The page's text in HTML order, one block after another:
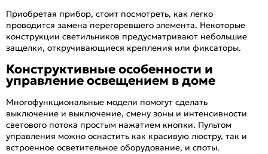
Приобретая прибор, стоит посмотреть, как легко
проводится замена перегоревшего элемента. Некоторые
конструкции светильников предусматривают небольшие
защелки, откручивающиеся крепления или фиксаторы.
Конструктивные особенности и
управление освещением в доме
Многофункциональные модели помогут сделать
выключение и выключение, смену зоны и интенсивности
светового потока простым нажатием кнопки. Пультом
управления можно оснастить как красивую люстру, так и
встроенное осветительное оборудование, и споты.